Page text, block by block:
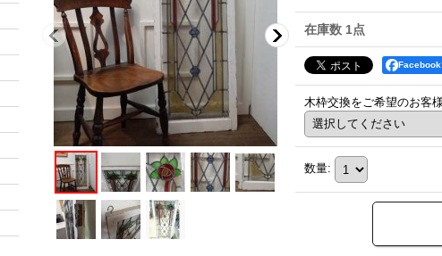
在庫数 1点
Facebook
木枠交換をご希望のお客
数量: